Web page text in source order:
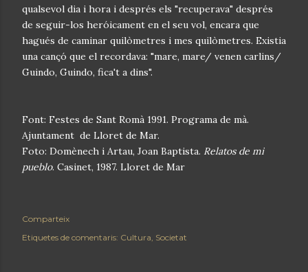
qualsevol dia i hora i després els "recuperava" després
de seguir-los heróicament en el seu vol, encara que
hagués de caminar quilòmetres i mes quilòmetres. Existia
una cançó que el recordava: "mare, mare/ venen carlins/
Guindo, Guindo, fica't a dins".
Font: Festes de Sant Romà 1991. Programa de mà.
Ajuntament de Lloret de Mar.
Foto: Domènech i Artau, Joan Baptista. Relatos de mi
pueblo. Casinet, 1987. Lloret de Mar
Comparteix
Etiquetes de comentaris: Cultura Societat